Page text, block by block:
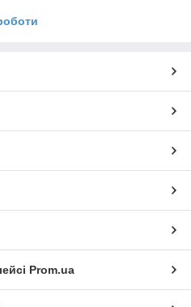
Prom.ua